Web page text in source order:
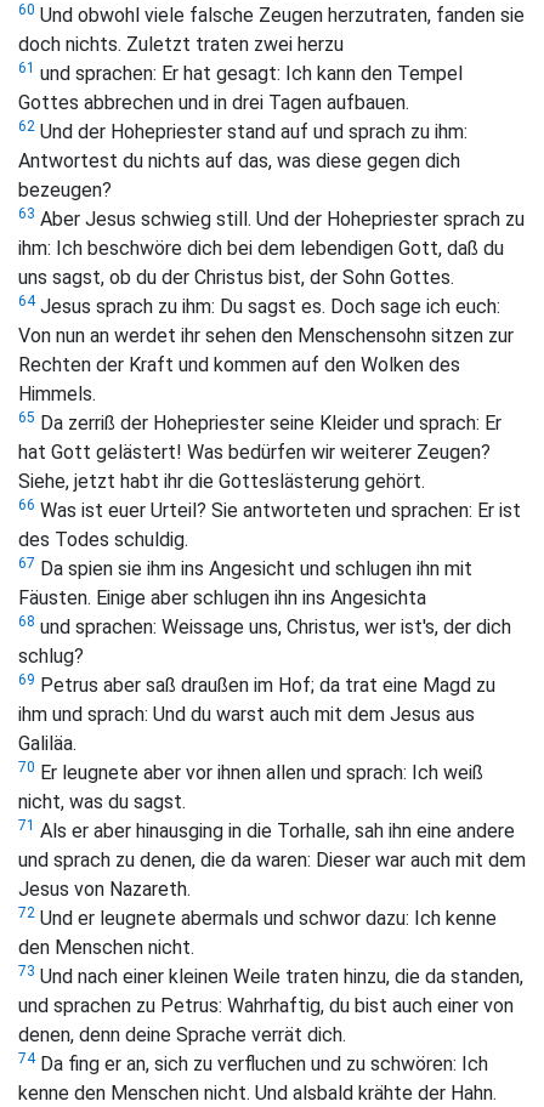
60 Und obwohl viele falsche Zeugen herzutraten, fanden sie
doch nichts. Zuletzt traten zwei herzu
61 und sprachen: Er hat gesagt: Ich kann den Tempel
Gottes abbrechen und in drei Tagen aufbauen.
62 Und der Hohepriester stand auf und sprach zu ihm:
Antwortest du nichts auf das, was diese gegen dich
bezeugen?
63 Aber Jesus schwieg still. Und der Hohepriester sprach zu
ihm: Ich beschwöre dich bei dem lebendigen Gott, daß du
uns sagst, ob du der Christus bist, der Sohn Gottes.
64Jesus sprach zu ihm: Du sagst es. Doch sage ich euch:
Von nun an werdet ihr sehen den Menschensohn sitzen zur
Rechten der Kraft und kommen auf den Wolken des
Himmels.
65 Da zerriß der Hohepriester seine Kleider und sprach: Er
hat Gott gelästert! Was bedürfen wir weiterer Zeugen?
Siehe, jetzt habt ihr die Gotteslästerung gehört.
66 Was ist euer Urteil? Sie antworteten und sprachen: Er ist
des Todes schuldig.
67 Da spien sie ihm ins Angesicht und schlugen ihn mit
Fäusten. Einige aber schlugen ihn ins Angesichta
68 und sprachen: Weissage uns, Christus, wer ist's, der dich
schlug?
69 Petrus aber saß draußen im Hof; da trat eine Magd zu
ihm und sprach: Und du warst auch mit dem Jesus aus
Galiläa.
70 Er leugnete aber vor ihnen allen und sprach: Ich weiß
nicht, was du sagst.
71 Als er aber hinausging in die Torhalle, sah ihn eine andere
und sprach zu denen, die da waren: Dieser war auch mit dem
Jesus von Nazareth.
72 Und er leugnete abermals und schwor dazu: Ich kenne
den Menschen nicht.
73 Und nach einer kleinen Weile traten hinzu, die da standen,
und sprachen zu Petrus: Wahrhaftig, du bist auch einer von
denen, denn deine Sprache verrät dich.
74Da fing er an, sich zu verfluchen und zu schwören: Ich
kenne den Menschen nicht. Und alsbald krähte der Hahn.